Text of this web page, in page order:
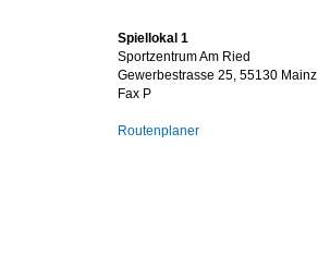
Spiellokal 1
Sportzentrum Am Ried
Gewerbestrasse 25, 55130 Mainz
Fax P
Routenplaner